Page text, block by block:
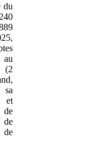
du
au
(2
et
de